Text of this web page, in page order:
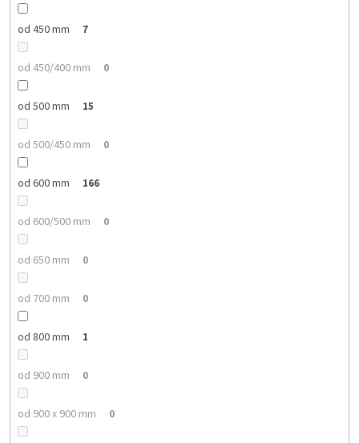
od 450 mm 7
od 450/400 mm 0
od 500 mm 15
od 500/450 mm 0
od 600 mm 166
od 600/500 mm 0
od 650 mm 0
od 700 mm 0
od 800 mm 1
od 900 mm 0
od 900 x 900 mm 0